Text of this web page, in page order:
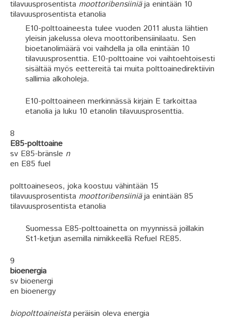
tilavuusprosentista moottoribensiiniäja enintään 10
tilavuusprosentista etanolia
E10-polttoaineesta tulee vuoden 2011 alusta lähtien
yleisin jakelussa oleva moottoribensiinilaatu. Sen
bioetanolimäärä voi vaihdella ja olla enintään 10
tilavuusprosenttia. E10-polttoaine voi vaihtoehtoisesti
sisältää myös eettereitä tai muita polttoainedirektiivin
sallimia alkoholeja.
E10-polttoaineen merkinnässä kirjain E tarkoittaa
etanolia ja luku 10 etanolin tilavuusprosenttia.
8
E85-polttoaine
sv E85-bränsle n
en E85 fuel
polttoaineseos, joka koostuu vähintään 15
tilavuusprosentista moottoribensiiniäja enintään 85
tilavuusprosentista etanolia
Suomessa E85-polttoainetta on myynnissä joillakin
St1-ketjun asemilla nimikkeellä Refuel RE85.
9
bioenergia
sv bioenergi
en bioenergy
biopolttoaineistaperäisin oleva energia